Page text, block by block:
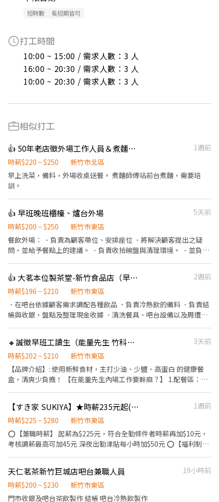
短時數 長短期皆可
打工時間
10:00 ~ 15:00 / 需求人數：3 人
16:00 ~ 20:30 / 需求人數：3 人
10:00 ~ 20:30 / 需求人數：3 人
相似打工
👍 50年老店徵外場工作人員＆煮麵學徒
1週前
時薪$220 ~ $250
新竹市北區
早上洗菜，備料，外場收桌送餐。 煮麵師傅站前台煮麵，需要培
訓。
👍 早班晚班櫃檯、爐台外場
5天前
時薪$200 ~ $250
新竹市東區
餐飲外場： ．負責為顧客帶位、安排座位 ．將解決顧客提出之疑
問，並給予餐點上的建議。 ．負責收拾碗盤與清理環境。 ．並負責
．協助測量食材的容量與重量。 ．打包外帶服務。
👍 大茗本位製茶堂-新竹食品店（早班長期工讀）
2週前
時薪$196 ~ $210
新竹市東區
．在吧台依據顧客需求調配各種飲品 ．負責冷熱飲的備料 ．負責結
帳與收銀，盤點及整理現金收據 ．清洗餐具、吧台設備以及周遭工
🔸誠徵早班工讀生（能量先生 竹科店）
3天前
時薪$202 ~ $210
新竹市東區
【品牌介紹】: 使用新鮮食材，主打少油、少鹽、高蛋白 的健康餐
盒，清爽少負擔！ 【在能量先生內場工作要幹麻？】 1.配餐區：負
送支援 （提供公司 汽/機車） 【具備條件】： 條件不是具備而是打
從心裡願意學習，您想學 MR. ENERGY就教您。 【上班時間】： 早
班8:00-12:00（4小時班） 早班8:00-14:30 （6小時班，中間休30分
鐘） 【員工福利】： #提供免費員工餐 #不定期聚餐 歡迎喜愛低GI
【すき家 SUKIYA】★時薪235元起(含全勤)★新竹關新店
1週前
時薪$225 ~ $280
新竹市東區
⭕【兼職時薪】 起薪為$225元，符合全勤條件者時薪再加$10元，
考核調薪最高可加45元 深夜出勤津貼每小時加$50元 ⭕【福利制
健檢 ★勞保、健保，6％勞退提撥 ⭕【工作說明】 《內場》:餐點製
作、食材備料、進貨盤點 《外場》:接待服務顧客、收銀結帳、環境
整潔 用最快速的速度提供美味的牛丼！ 用最有元氣的服務使顧客露
天仁茗茶新竹巨城店吧台兼職人員
19小時前
時薪$200 ~ $230
新竹市東區
門市收銀及吧台茶飲製作 結帳 吧台冷熱飲製作